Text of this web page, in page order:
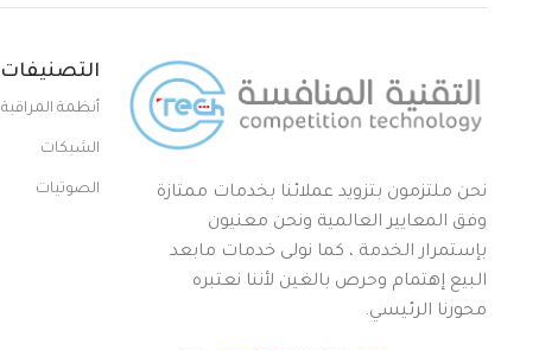
نحن ملتزمون بتزويد عملائنا بخدمات ممتازة
وفق المعايير العالمية ونحن معنيون
بإستمرار الخدمة ، كما نولى خدمات مابعد
البيع إهتمام وحرص بالغين لأننا نعتبره
محورنا الرئيسي.
التصنيفات
أنظمة المراقبة
الشبكات
الصوتيات